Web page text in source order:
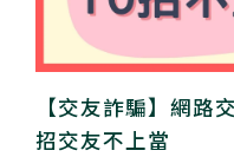
【交友詐騙】網
招交友不上當